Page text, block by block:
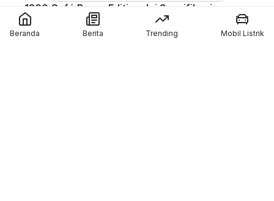
1200 Café Racer Edition, Ini Spesifikasinya
Harga Motor Listrik Polytron di GIIAS 2026
Beranda Berita Trending Mobil Listrik